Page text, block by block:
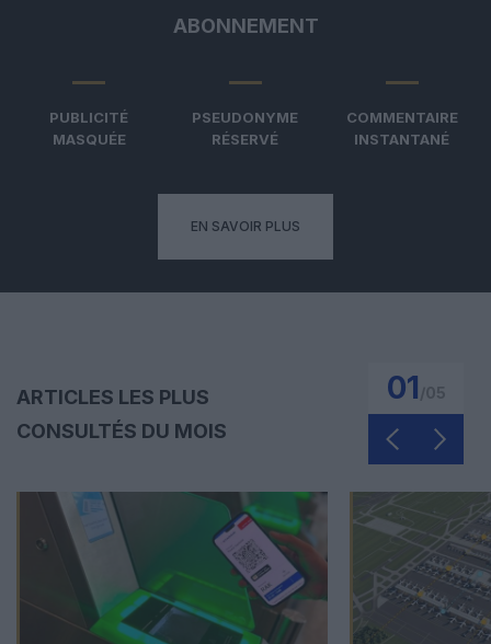
ABONNEMENT
PUBLICITÉ
MASQUÉE
PSEUDONYME
RÉSERVÉ
COMMENTAIRE
INSTANTANÉ
EN SAVOIR PLUS
ARTICLES LES PLUS
CONSULTÉS DU MOIS
01